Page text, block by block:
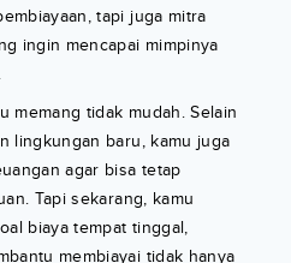
tapi juga mitra
ingin mencapai mimpinya
memang tidak mudah. Selain
lingkungan baru, kamu juga
agar bisa tetap
Tapi sekarang, kamu
biaya tempat tinggal,
membiayai tidak hanya